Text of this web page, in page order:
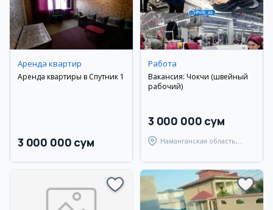
Аренда квартир
Аренда квартиры в Спутник 1
3 000 000 сум
Работа
Вакансия: Чокчи (швейный
рабочий)
3 000 000 сум
Наманганская область,